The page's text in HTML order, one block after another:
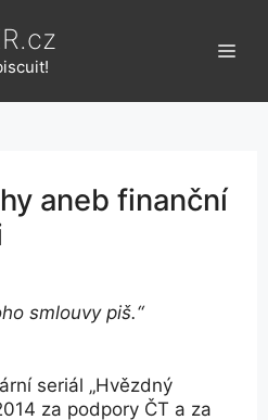
aneb finanční
smlouvy piš.“
seriál „Hvězdný
za podpory ČT a za